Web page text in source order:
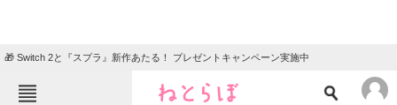
🎁 Switch 2と『スプラ』新作あたる！ プレゼントキャンペーン実施中